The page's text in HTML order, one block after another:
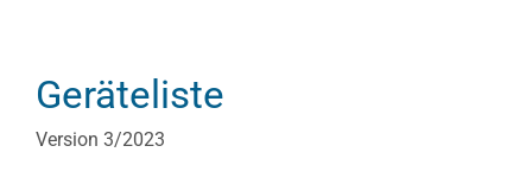
Geräteliste
Version 3/2023